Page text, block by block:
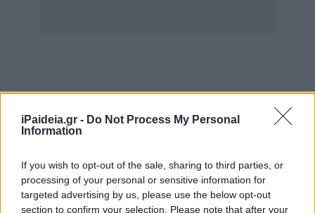
iPaideia.gr - Do Not Process My Personal
Information
If you wish to opt-out of the sale, sharing to third parties, or
processing of your personal or sensitive information for
targeted advertising by us, please use the below opt-out
section to confirm your selection. Please note that after your
Το πρόγραμμα εντάσσεται στο πλαίσιο συνεργασίας της
Σωφρονιστικής Πολιτικής του υπουργείου Προστασίας
του Πολίτη.